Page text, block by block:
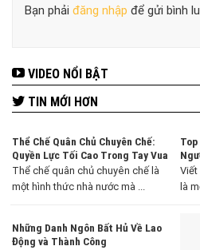
Bạn phải đăng nhập để gửi bình
VIDEO NỔI BẬT
TIN MỚI HƠN
Thể Chế Quân Chủ Chuyên Chế:
Quyền Lực Tối Cao Trong Tay Vua
Thể chế quân chủ chuyên chế là
một hình thức nhà nước mà ...
Top
Viết
là
Những Danh Ngôn Bất Hủ Về Lao
Động và Thành Công